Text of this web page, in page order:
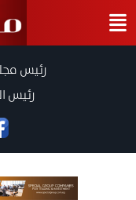
رئيس
رئيس